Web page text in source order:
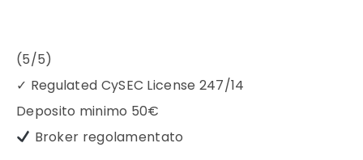
(5/5)
✓ Regulated CySEC License 247/14
Deposito minimo 50€
Broker regolamentato